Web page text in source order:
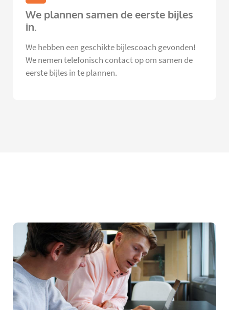
We plannen samen de eerste bijles
in.
We hebben een geschikte bijlescoach gevonden!
We nemen telefonisch contact op om samen de
eerste bijles in te plannen.